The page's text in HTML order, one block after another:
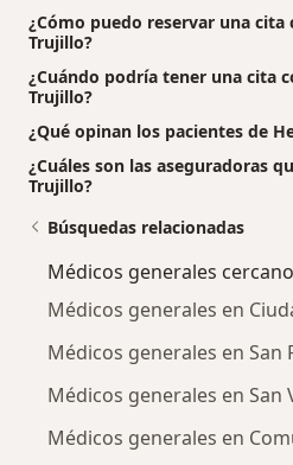
¿Cómo puedo reservar una cita
Trujillo?
¿Cuándo podría tener una cita
Trujillo?
¿Qué opinan los pacientes de
¿Cuáles son las aseguradoras
Trujillo?
Búsquedas relacionadas
Médicos generales
Médicos generales en
Médicos generales en San
Médicos generales en San
Médicos generales en